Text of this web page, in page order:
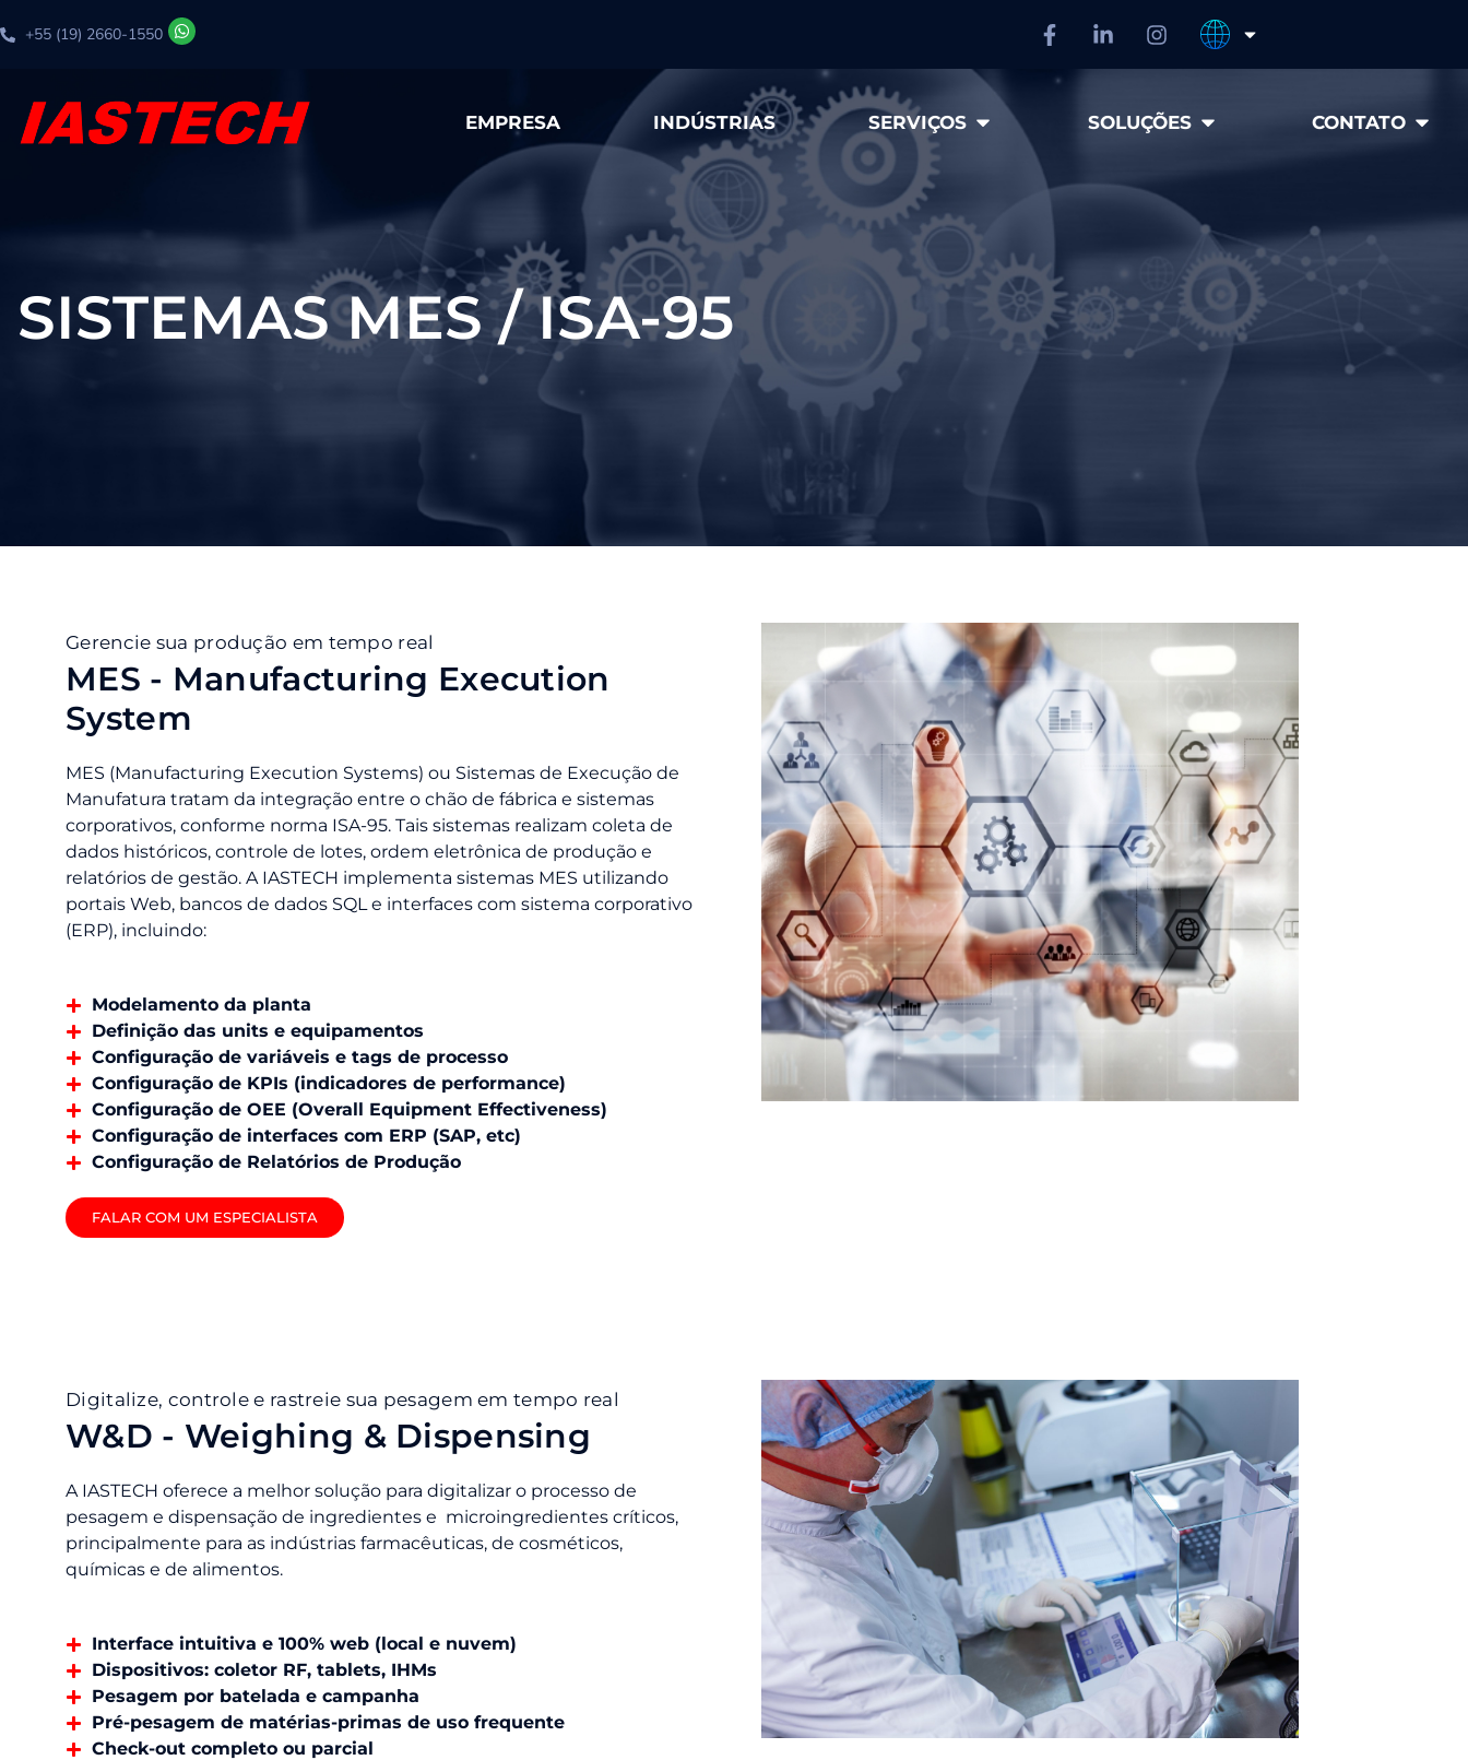
+55 (19) 2660-1550
EMPRESA INDÚSTRIAS SERVIÇOS SOLUÇÕES CONTATO
SISTEMAS MES / ISA-95
Gerencie sua produção em tempo real
MES - Manufacturing Execution
System
MES (Manufacturing Execution Systems) ou Sistemas de Execução de
Manufatura tratam da integração entre o chão de fábrica e sistemas
corporativos, conforme norma ISA-95. Tais sistemas realizam coleta de
dados históricos, controle de lotes, ordem eletrônica de produção e
relatórios de gestão. A IASTECH implementa sistemas MES utilizando
portais Web, bancos de dados SQL e interfaces com sistema corporativo
(ERP), incluindo:
Modelamento da planta
Definição das units e equipamentos
Configuração de variáveis e tags de processo
Configuração de KPIs (indicadores de performance)
Configuração de OEE (Overall Equipment Effectiveness)
Configuração de interfaces com ERP (SAP, etc)
Configuração de Relatórios de Produção
FALAR COM UM ESPECIALISTA
Digitalize, controle e rastreie sua pesagem em tempo real
W&D - Weighing & Dispensing
A IASTECH oferece a melhor solução para digitalizar o processo de
pesagem e dispensação de ingredientes e microingredientes críticos,
principalmente para as indústrias farmacêuticas, de cosméticos,
químicas e de alimentos.
Interface intuitiva e 100% web (local e nuvem)
Dispositivos: coletor RF, tablets, IHMs
Pesagem por batelada e campanha
Pré-pesagem de matérias-primas de uso frequente
Check-out completo ou parcial